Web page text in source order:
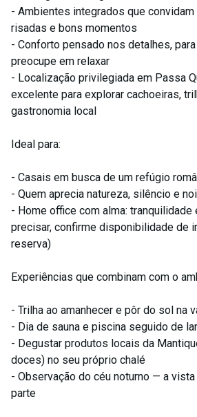
- Ambientes integrados que
risadas e bons momentos
- Conforto pensado nos detalhes,
preocupe em relaxar
- Localização privilegiada em Passa
excelente para explorar cachoeiras,
gastronomia local
Ideal para:
- Casais em busca de um refúgio
- Quem aprecia natureza, silêncio e
- Home office com alma: tranquilidade
precisar, confirme disponibilidade de
reserva)
Experiências que combinam com o
- Trilha ao amanhecer e pôr do sol na
- Dia de sauna e piscina seguido de
- Degustar produtos locais da
doces) no seu próprio chalé
- Observação do céu noturno — a
parte